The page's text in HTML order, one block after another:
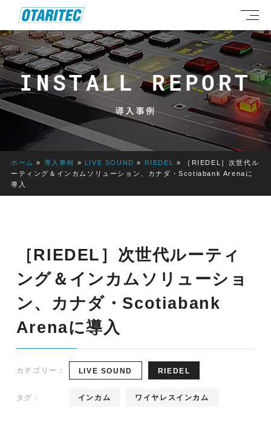
INSTALL REPORT
導入事例
ホーム » 導入事例 » LIVE SOUND » RIEDEL »
［RIEDEL］次世代ル
ーティング＆インカムソリューション、カナダ・Scotiabank Arenaに
導入
［RIEDEL］次世代ルーティ
ング＆インカムソリューショ
ン、カナダ・Scotiabank
Arenaに導入
カテゴリー： LIVE SOUND RIEDEL
タグ： インカム ワイヤレスインカム